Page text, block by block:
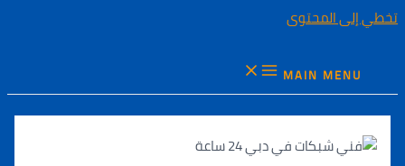
إلى المحتوى
MAIN MENU